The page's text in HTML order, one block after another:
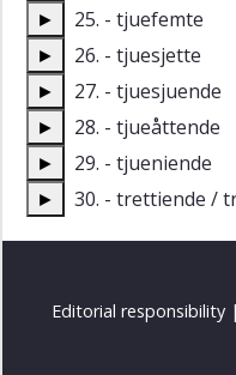
►
25. - tjuefemte
►
26. - tjuesjette
►
27. - tjuesjuende
►
28. - tjueåttende
►
29. - tjueniende
►
30. - trettiende /
Editorial responsibility |